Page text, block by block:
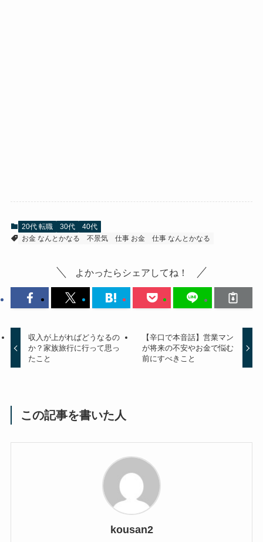
20代 転職 30代
40代
お金 なんとかなる
不景気 仕事 お金 仕事 なんとかなる
よかったらシェアしてね！
収入が上がればどうなるの
か？家族旅行に行って思っ
たこと
【辛口で本音話】営業マン
が将来の不安やお金で悩む
前にすべきこと
この記事を書いた人
kousan2